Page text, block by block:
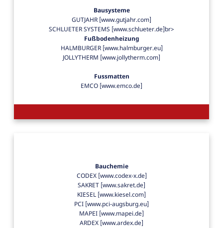
Bausysteme
GUTJAHR [www.gutjahr.com]
SCHLUETER SYSTEMS [www.schlueter.de]br>
Fußbodenheizung
HALMBURGER [www.halmburger.eu]
JOLLYTHERM [www.jollytherm.com]
Fussmatten
EMCO [www.emco.de]
Bauchemie
CODEX [www.codex-x.de]
SAKRET [www.sakret.de]
KIESEL [www.kiesel.com]
PCI [www.pci-augsburg.eu]
MAPEI [www.mapei.de]
ARDEX [www.ardex.de]